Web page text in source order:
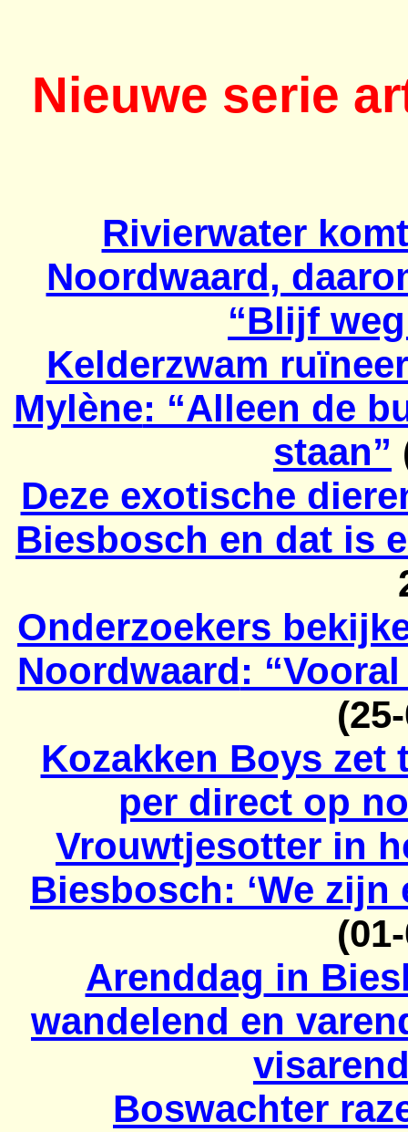
Nieuwe serie
Rivierwater
Noordwaard,
“Blijf
Kelderzwam
Mylène: “Alleen de
staan”
Deze exotische
Biesbosch en dat is
Onderzoekers
Noordwaard:
Kozakken Boys
per direct op
Vrouwtjesotter in
Biesbosch: ‘We zijn
Arenddag in
wandelend en
Boswachter